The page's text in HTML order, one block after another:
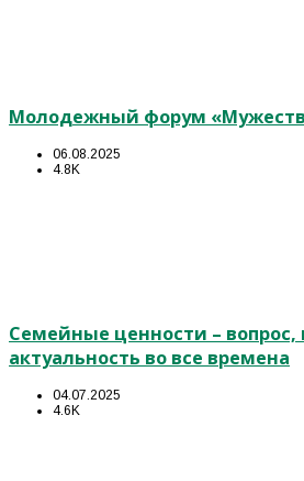
Молодежный форум
06.08.2025
4.8K
Семейные ценности –
актуальность во все времена
04.07.2025
4.6K